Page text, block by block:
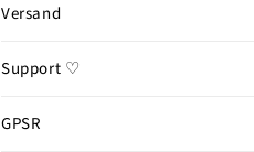
Versand
Support ♡
GPSR